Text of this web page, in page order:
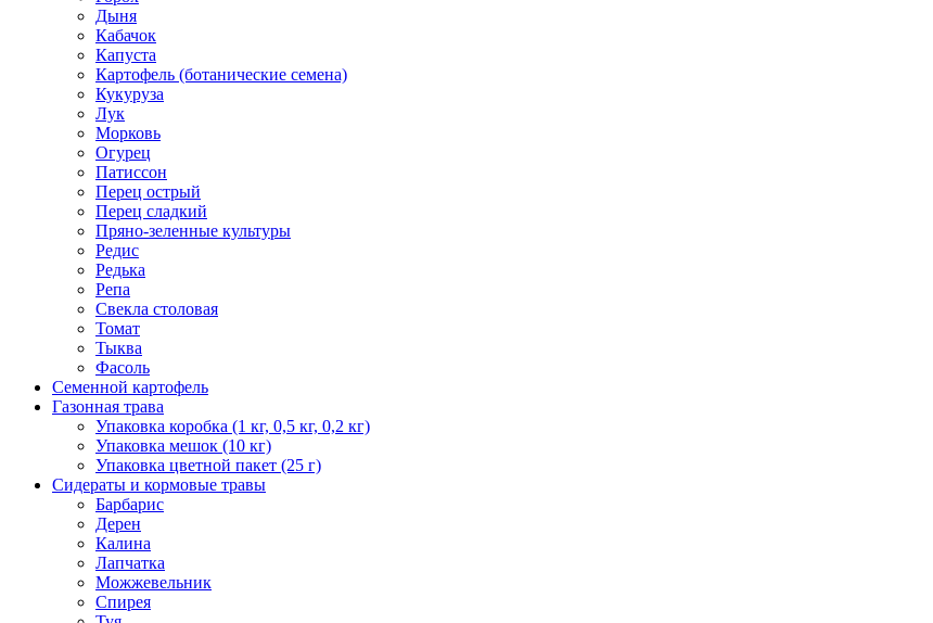
Дыня
Кабачок
Капуста
Картофель (ботанические семена)
Кукуруза
Лук
Морковь
Огурец
Патиссон
Перец острый
Перец сладкий
Пряно-зеленные культуры
Редис
Редька
Репа
Свекла столовая
Томат
Тыква
Фасоль
Семенной картофель
Газонная трава
Упаковка коробка (1 кг, 0,5 кг, 0,2 кг)
Упаковка мешок (10 кг)
Упаковка цветной пакет (25 г)
Сидераты и кормовые травы
Барбарис
Дерен
Калина
Лапчатка
Можжевельник
Спирея